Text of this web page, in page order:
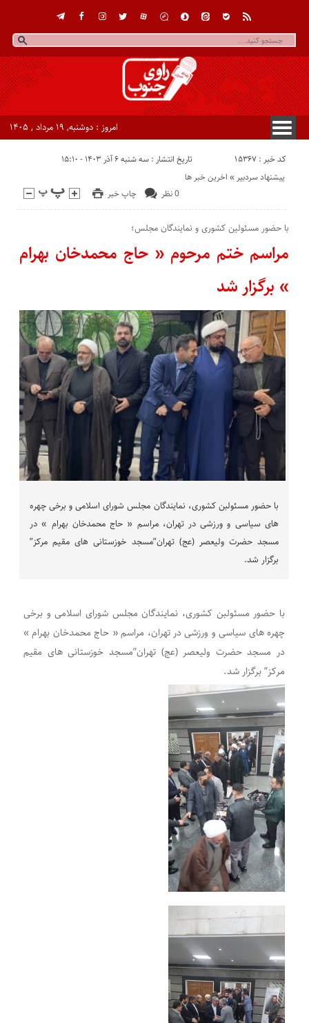
امروز : دوشنبه, ۱۹ مرداد , ۱۴۰۵
کد خبر : 15367 تاریخ انتشار : سه شنبه ۶ آذر ۱۴۰۳ - ۱۵:۱۰
چاپ خبر 0 نظر
اخرین خبر ها « پیشنهاد سردبیر
با حضور مسئولین کشوری و نمایندگان مجلس؛
مراسم ختم مرحوم « حاج محمدخان بهرام
» برگزار شد
با حضور مسئولبن کشوری، نمایندگان مجلس شورای اسلامی و برخی چهره
های سیاسی و ورزشی در تهران، مراسم « حاج محمدخان بهرام » در
مسجد حضرت ولیعصر (عج) تهران”مسجد خوزستانی های مقیم مرکز”
برگزار شد.
با حضور مسئولبن کشوری، نمایندگان مجلس شورای اسلامی و برخی
چهره های سیاسی و ورزشی در تهران، مراسم « حاج محمدخان بهرام »
در مسجد حضرت ولیعصر (عج) تهران”مسجد خوزستانی های مقیم
مرکز” برگزار شد.